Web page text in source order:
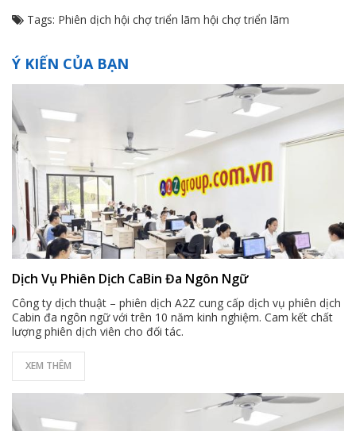
Tags: Phiên dịch hội chợ triển lãm hội chợ triển lãm
Ý KIẾN CỦA BẠN
Dịch Vụ Phiên Dịch CaBin Đa Ngôn Ngữ
Công ty dịch thuật – phiên dịch A2Z cung cấp dịch vụ phiên dịch
Cabin đa ngôn ngữ với trên 10 năm kinh nghiệm. Cam kết chất
lượng phiên dịch viên cho đối tác.
XEM THÊM